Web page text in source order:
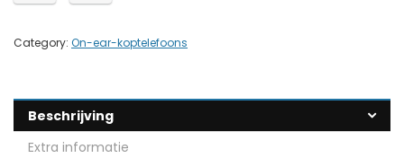
Category: On-ear-koptelefoons
Beschrijving
Extra informatie